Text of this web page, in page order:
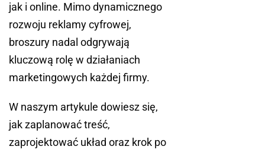
jak i online. Mimo dynamicznego
rozwoju reklamy cyfrowej,
broszury nadal odgrywają
kluczową rolę w działaniach
marketingowych każdej firmy.
W naszym artykule dowiesz się,
jak zaplanować treść,
zaprojektować układ oraz krok po